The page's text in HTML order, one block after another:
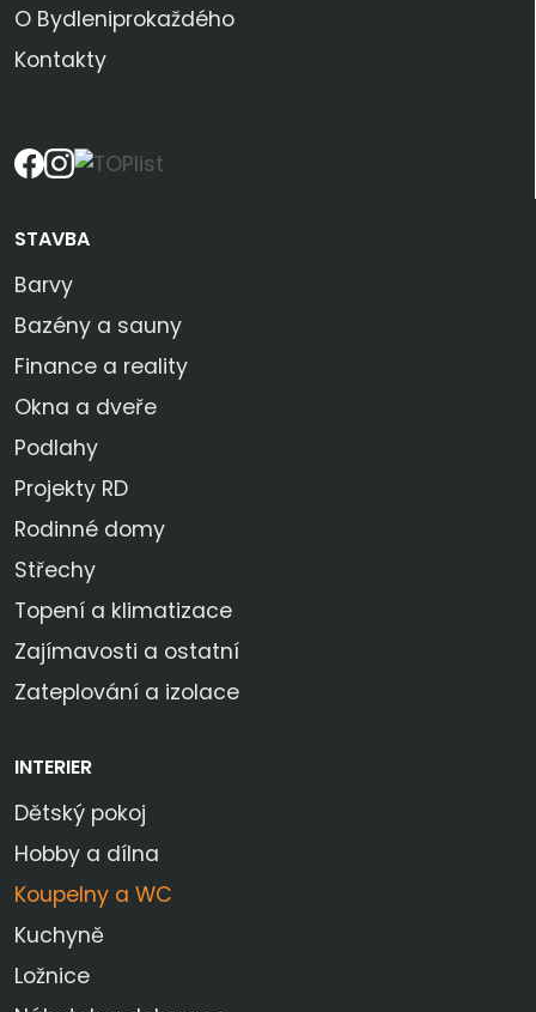
O Bydleniprokaždého
Kontakty
STAVBA
Barvy
Bazény a sauny
Finance a reality
Okna a dveře
Podlahy
Projekty RD
Rodinné domy
Střechy
Topení a klimatizace
Zajímavosti a ostatní
Zateplování a izolace
INTERIER
Dětský pokoj
Hobby a dílna
Koupelny a WC
Kuchyně
Ložnice